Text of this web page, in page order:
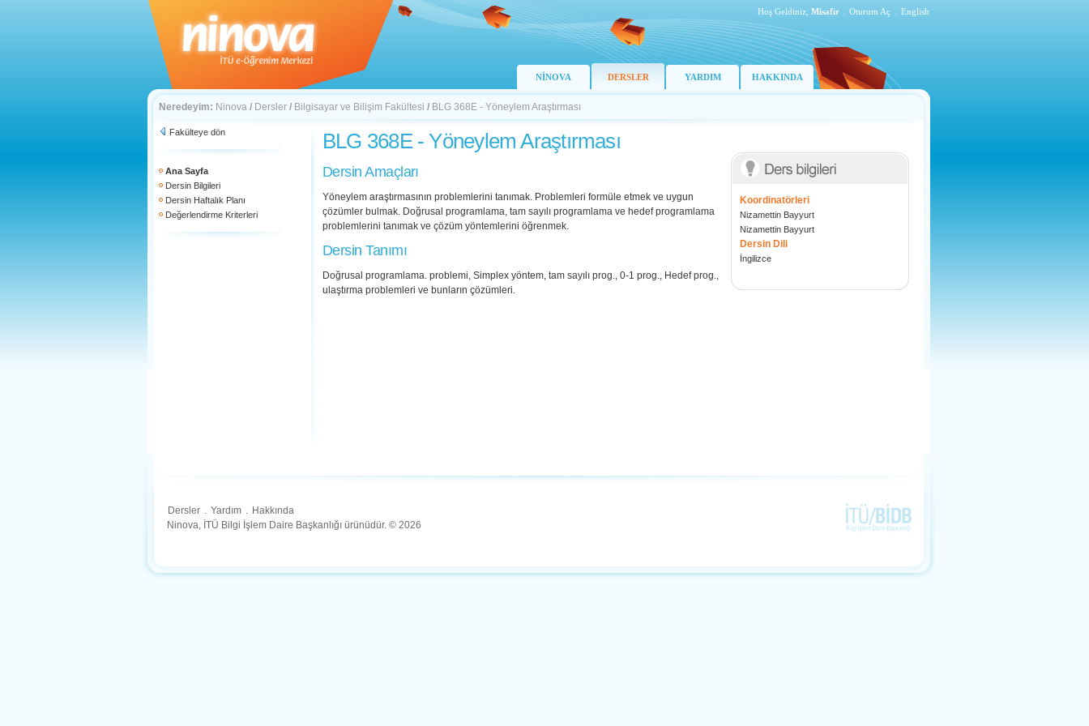
Hoş Geldiniz, Misafir Oturum Aç English
NİNOVA DERSLER YARDIM HAKKINDA
Neredeyim: Ninova / Dersler / Bilgisayar ve Bilişim Fakültesi / BLG 368E - Yöneylem Araştırması
Fakülteye dön
Ana Sayfa
Dersin Bilgileri
Dersin Haftalık Planı
Değerlendirme Kriterleri
BLG 368E - Yöneylem Araştırması
Dersin Amaçları
Yöneylem araştırmasının problemlerini tanımak. Problemleri formüle etmek ve uygun
çözümler bulmak. Doğrusal programlama, tam sayılı programlama ve hedef programlama
problemlerini tanımak ve çözüm yöntemlerini öğrenmek.
Dersin Tanımı
Doğrusal programlama. problemi, Simplex yöntem, tam sayılı prog., 0-1 prog., Hedef prog.,
ulaştırma problemleri ve bunların çözümleri.
Koordinatörleri
Nizamettin Bayyurt
Nizamettin Bayyurt
Dersin Dili
İngilizce
Dersler . Yardım . Hakkında
Ninova, İTÜ Bilgi İşlem Daire Başkanlığı ürünüdür. © 2026